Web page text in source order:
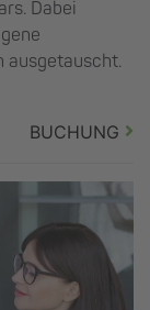
Dabei
ausgetauscht.
BUCHUNG